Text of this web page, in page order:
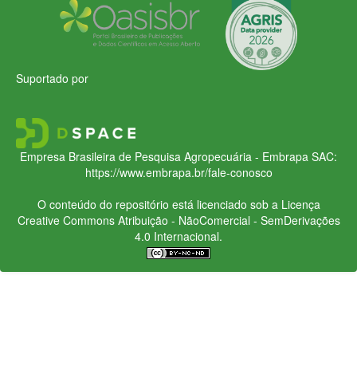
Suportado por
Empresa Brasileira de Pesquisa Agropecuária - Embrapa SAC:
https://www.embrapa.br/fale-conosco
O conteúdo do repositório está licenciado sob a Licença
Creative CommonsAtribuição - NãoComercial - SemDerivações
4.0 Internacional.